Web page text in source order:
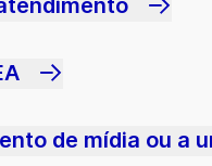
de mídia ou a